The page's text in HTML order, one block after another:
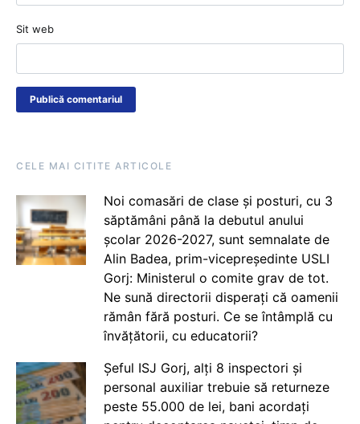
Sit web
CELE MAI CITITE ARTICOLE
Noi comasări de clase și posturi, cu 3
săptămâni până la debutul anului
școlar 2026-2027, sunt semnalate de
Alin Badea, prim-vicepreședinte USLI
Gorj: Ministerul o comite grav de tot.
Ne sună directorii disperați că oamenii
rămân fără posturi. Ce se întâmplă cu
învățătorii, cu educatorii?
Șeful ISJ Gorj, alți 8 inspectori și
personal auxiliar trebuie să returneze
peste 55.000 de lei, bani acordați